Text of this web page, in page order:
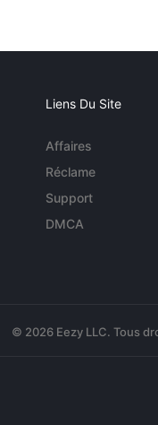
Liens Du Site
Affaires
Réclame
Support
DMCA
© 2026 Eezy LLC. Tous